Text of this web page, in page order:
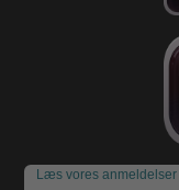
Læs vores anmeldelser